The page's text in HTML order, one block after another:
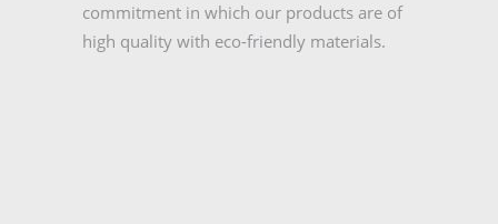
commitment in which our products are of
high quality with eco-friendly materials.